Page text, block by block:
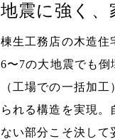
地震に強く、
棟生工務店の木造住
6〜7の大地震でも
（工場での一括加
られる構造を実現。
ない部分こそ決して